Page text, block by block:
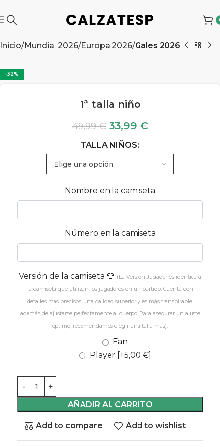
Inicio Mundial 2026 Europa 2026 Gales 2026
-32%
1ª talla niño
49,99€ 33,99 €
TALLA NIÑOS
Nombre en la camiseta
Número en la camiseta
Versión de la camiseta 👕 (La Versión Jugador es idéntica a
la camiseta que utilizan los jugadores en un partido. Cuenta con
detalles más precisos, una calidad superior y es más transpirable,
además de ajustarse perfectamente al cuerpo. Para asegurar un ajuste
óptimo, recomendamos elegir una talla más).
Fan
Player [+5,00 €]
AÑADIR AL CARRITO
Add to compare Add to wishlist